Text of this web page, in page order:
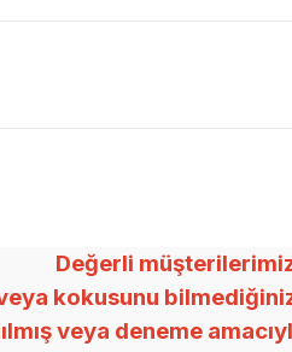
Değerli
kokusunu
veya deneme